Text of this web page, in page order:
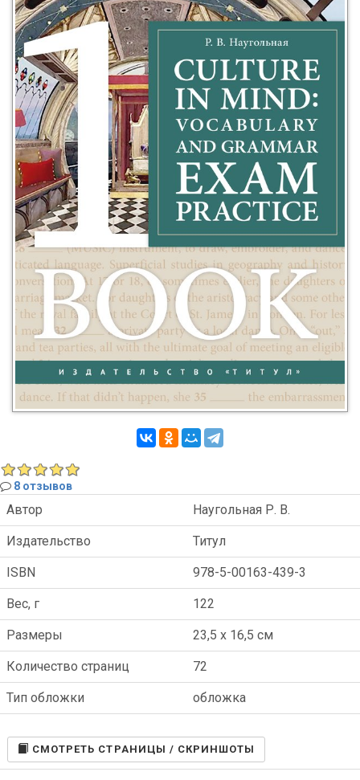
8 отзывов
Автор Наугольная Р. В.
Издательство Титул
ISBN 978-5-00163-439-3
Вес, г 122
Размеры 23,5 x 16,5 см
Количество страниц 72
Тип обложки обложка
CМОТРЕТЬ СТРАНИЦЫ / СКРИНШОТЫ